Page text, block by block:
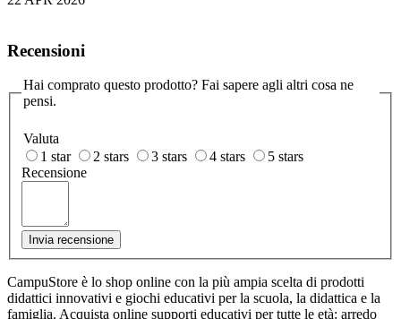
Recensioni
Hai comprato questo prodotto? Fai sapere agli altri cosa ne
pensi.
Valuta
1 star
2 stars 3 stars 4 stars
5 stars
Recensione
Invia recensione
CampuStore è lo shop online con la più ampia scelta di prodotti
didattici innovativi e giochi educativi per la scuola, la didattica e la
famiglia. Acquista online supporti educativi per tutte le età: arredo